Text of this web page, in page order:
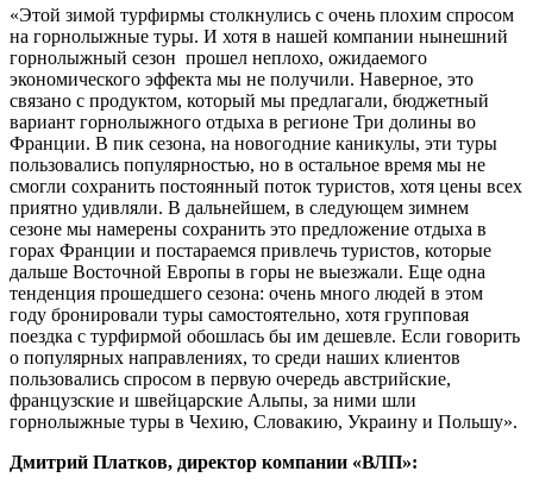
«Этой зимой турфирмы столкнулись с очень плохим спросом
на горнолыжные туры. И хотя в нашей компании нынешний
горнолыжный сезон прошел неплохо, ожидаемого
экономического эффекта мы не получили. Наверное, это
связано с продуктом, который мы предлагали, бюджетный
вариант горнолыжного отдыха в регионе Три долины во
Франции. В пик сезона, на новогодние каникулы, эти туры
пользовались популярностью, но в остальное время мы не
смогли сохранить постоянный поток туристов, хотя цены всех
приятно удивляли. В дальнейшем, в следующем зимнем
сезоне мы намерены сохранить это предложение отдыха в
горах Франции и постараемся привлечь туристов, которые
дальше Восточной Европы в горы не выезжали. Еще одна
тенденция прошедшего сезона: очень много людей в этом
году бронировали туры самостоятельно, хотя групповая
поездка с турфирмой обошлась бы им дешевле. Если говорить
о популярных направлениях, то среди наших клиентов
пользовались спросом в первую очередь австрийские,
французские и швейцарские Альпы, за ними шли
горнолыжные туры в Чехию, Словакию, Украину и Польшу».
Дмитрий Платков, директор компании «ВЛП»: